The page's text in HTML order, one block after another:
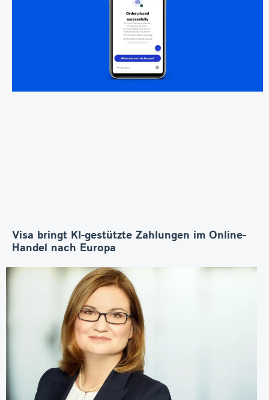
Visa bringt KI-gestützte Zahlungen im Online-
Handel nach Europa